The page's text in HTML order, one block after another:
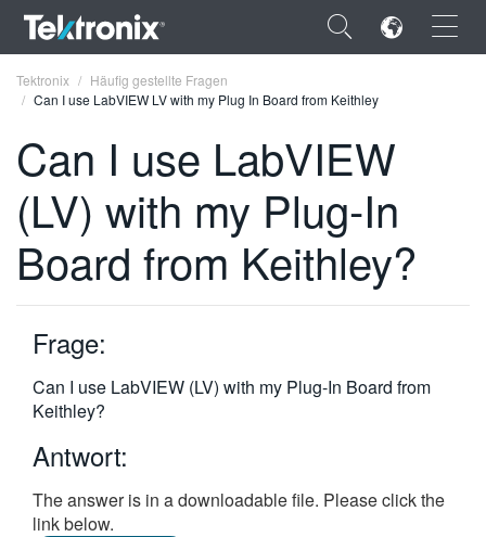
×
ENGLISH
FRANÇAIS
VIỆT NAM
简体中文
日本語
한국어
繁體中文
Tektronix
Häufig gestellte Fragen
Can I use LabVIEW LV with my Plug In Board from Keithley
Can I use LabVIEW
(LV) with my Plug-In
Board from Keithley?
Frage:
Can I use LabVIEW (LV) with my Plug-In Board from
Keithley?
Antwort:
The answer is in a downloadable file. Please click the
link below.